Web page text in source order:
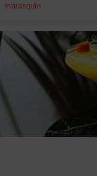
marasquin